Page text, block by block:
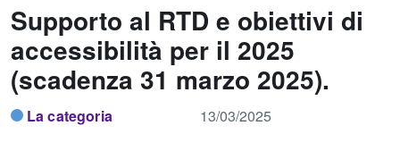
Supporto al RTD e obiettivi di
accessibilità per il 2025
(scadenza 31 marzo 2025).
La categoria 13/03/2025